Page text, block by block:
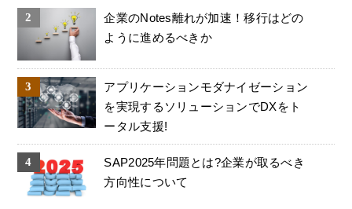
企業のNotes離れが加速！移行はどの
ように進めるべきか
アプリケーションモダナイゼーション
を実現するソリューションでDXをト
ータル支援!
SAP2025年問題とは?企業が取るべき
方向性について